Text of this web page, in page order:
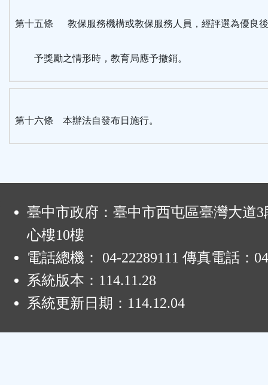
第十五條 教保服務機構或教保服務人員，經評選為優良
予獎勵之情形時，教育局應予撤銷。
第十六條 本辦法自發布日施行。
臺中市政府：臺中市西屯區臺灣大道3
心樓10樓
電話總機： 04-22289111 傳真電話：
系統版本： 114.11.28
系統更新日期： 114.12.04